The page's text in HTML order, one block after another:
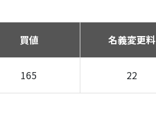
買値 名義変更料
165 22